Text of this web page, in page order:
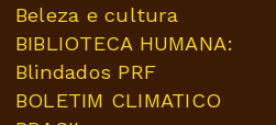
Beleza e cultura
BIBLIOTECA HUMANA:
Blindados PRF
BOLETIM CLIMATICO